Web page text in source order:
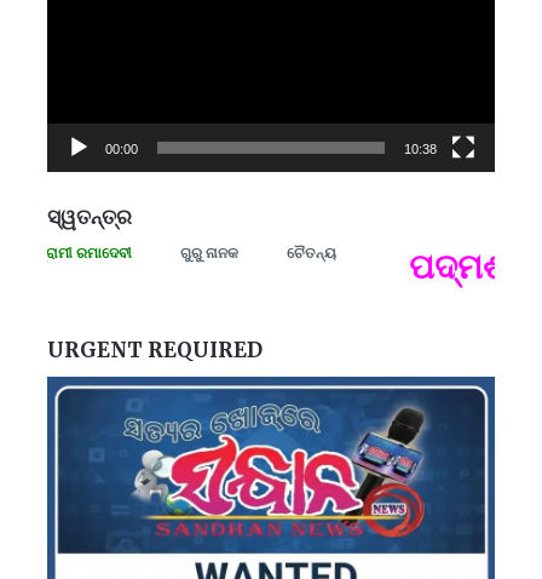
00:00 10:38
ସ୍ୱତନ୍ତ୍ର
ରମାଦେବୀ ଗୁରୁ ନାନକ ଚୈତନ୍ୟ ପଦ୍ମଶ୍ରୀ
URGENT REQUIRED